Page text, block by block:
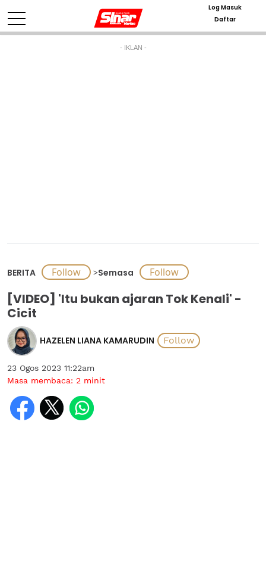
Log Masuk
Daftar
- IKLAN -
BERITA >Semasa
[VIDEO] 'Itu bukan ajaran Tok Kenali' -
Cicit
HAZELEN LIANA KAMARUDIN
23 Ogos 2023 11:22am
Masa membaca: 2 minit